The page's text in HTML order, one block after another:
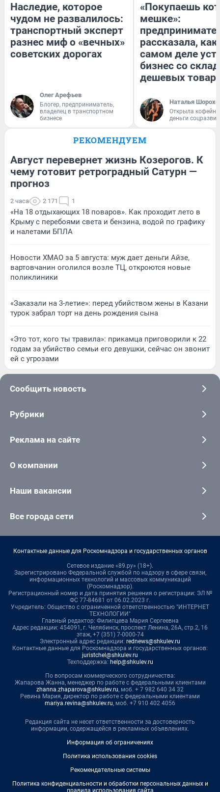
Наследие, которое
чудом не развалилось:
транспортный эксперт
разнес миф о «вечных»
советских дорогах
Олег Арефьев
Блогер, предприниматель,
владелец в транспортном
бизнесе
«Покупаешь
мешке»:
рассказала, как
самом деле
бизнес со
дешевых
Наталья
Открыла
деньги
РЕКОМЕНДУЕМ
Август перевернет жизнь Козерогов. К
чему готовит ретроградный Сатурн —
прогноз
2 часа 2 171 1
«На 18 отдыхающих 18 поваров». Как проходит лето в
Крыму с перебоями света и бензина, водой по графику
и налетами БПЛА
Новости ХМАО за 5 августа: муж дает деньги Айзе,
вартовчанин оголился возле ТЦ, откроются новые
поликлиники
«Заказали на 3-летие»: перед убийством жены в Казани
турок забрал торт на день рождения сына
«Это тот, кого ты травила»: прикамца приговорили к 22
годам за убийство семьи его девушки, сейчас он звонит
ей с угрозами
Сообщить новость
Рубрики
Реклама на сайте
О компании
Наши вакансии
Все города сети
Контактные данные для Роскомнадзора и государственных органов
Сетевое издание «89.ру» (18+).
Зарегистрировано Федеральной службой по надзору в сфере связи,
информационных технологий и массовых коммуникаций
(Роскомнадзор).
Регистрационный номер и дата принятия решения о регистрации: ЭЛ №
ФС 77-84681 от 06.02.2023 г.
Учредитель: Общество с ограниченной ответственностью "ИНТЕРНЕТ
ТЕХНОЛОГИИ"
Главный редактор: Филипцева Мария Сергеевна
Адрес редакции: 454091, г. Челябинск, проспект Ленина, 26А, стр.2, 16
этаж, +7 (351) 7-0000-74
Электронный адрес редакции: rednews@shkulev.ru
Контактные данные для Роскомнадзора и государственных органов:
juristchel@shkulev.ru
Техподдержка: help@shkulev.ru
По вопросам коммерческого сотрудничества:
Жапарова Жанна, менеджер по работе с федеральными клиентами
zhanna.zhaparova@shkulev.ru, моб. + 7 982 640 34 32
Ревина Мария, директор по работе с федеральными клиентами
mariya.revina@shkulev.ru, моб. +7 910 402 4056
Редакция сайта не несет ответственности за достоверность
информации, содержащейся в рекламных объявлениях.
Информация об ограничениях
Политика использования cookies
Рекомендательные системы
Политика конфиденциальности и обработки персональных данных и
правила использования сайта